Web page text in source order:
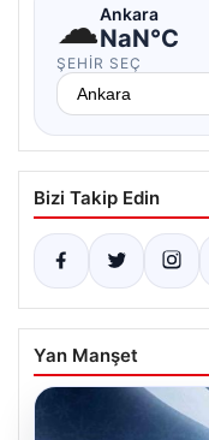
☁Ankara
NaN°C
ŞEHIR SEÇ
Bizi Takip Edin
Yan Manşet